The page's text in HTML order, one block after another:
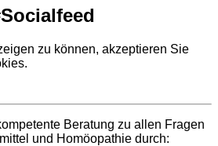
zu können, akzeptieren Sie
Beratung zu allen Fragen
und Homöopathie durch: